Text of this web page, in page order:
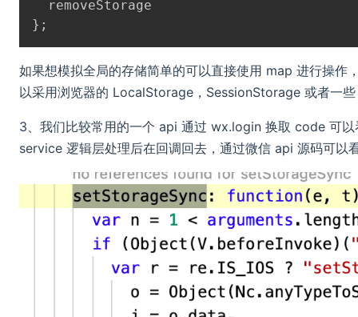
} ;
如果想模拟全局的存储简单的可以直接使用 map 进行操作
以采用浏览器的 LocalStorage，SessionStorage 或者一
3、我们比较常用的一个 api 通过 wx.login 换取 code 可
service 逻辑层处理后在回调回去，通过微信 api 源码可以